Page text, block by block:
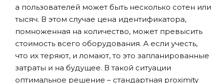
а пользователей может быть несколько сотен или
тысяч. В этом случае цена идентификатора,
помноженная на количество, может превысить
стоимость всего оборудования. А если учесть,
что их теряют, и ломают, то это запланированные
затраты и на будущее. В такой ситуации
оптимальное решение – стандартная proximity